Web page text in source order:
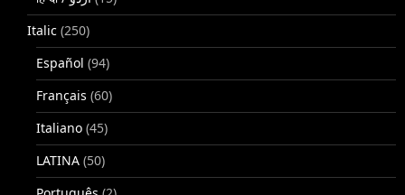
Italic (250)
Español (94)
Français (60)
Italiano (45)
LATINA (50)